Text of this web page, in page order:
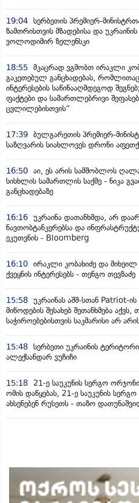
19:04 სერბეთის პრემიერ-
ზამთრისთვის მზადებისა და
ვოლოდიმირ ზელენსკი
18:55 მკაცრად ვგმობთ ირაკლი
გაკეთებულ განცხადებას,
ინტერესების საწინააღმდეგოდ
ფაქტები და სამართლებრივი
ცვლილებისთვის“
17:39 ბულგარეთის პრემიერ-
საზღვარის სიახლოვეს დრონი
16:50 აი, ეს არის სამშობლოს
სისხლის სამართლის საქმე - ნიკა
განცხადებაზე
16:16 უკრაინა დათანხმდა, არ
ნავთობტანკერებსა და
ეკუთვნის - Bloomberg
16:10 ირაკლი კობახიძე და
ქვეყნის ინტერესებს - თენგო თევზაძე
15:58 უკრაინას აშშ-სთან Patriot-
მიწოდების შესახებ შეთანხმება
საჭიროებებისთვის საკმარისი არ
15:48 სერბეთი უკრაინის
ალექსანდარ ვუჩიჩი
15:18
21-ე საუკუნის სერგო
ომის დაწყებას, 21-ე საუკუნის
ახსენებენ რუსეთს - თაზო